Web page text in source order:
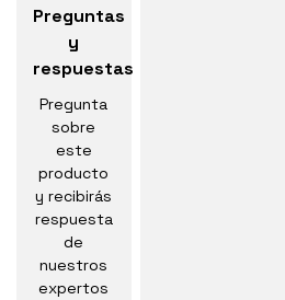
Preguntas
y
respuestas
Pregunta
sobre
este
producto
y recibirás
respuesta
de
nuestros
expertos